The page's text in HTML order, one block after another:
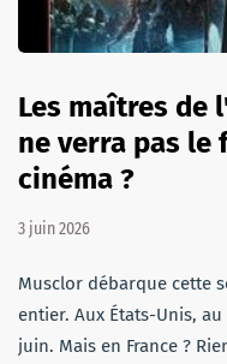
Les maîtres de
ne verra pas le
cinéma ?
3 juin 2026
Musclor débarque cette
entier. Aux États-Unis,
juin. Mais en France ?